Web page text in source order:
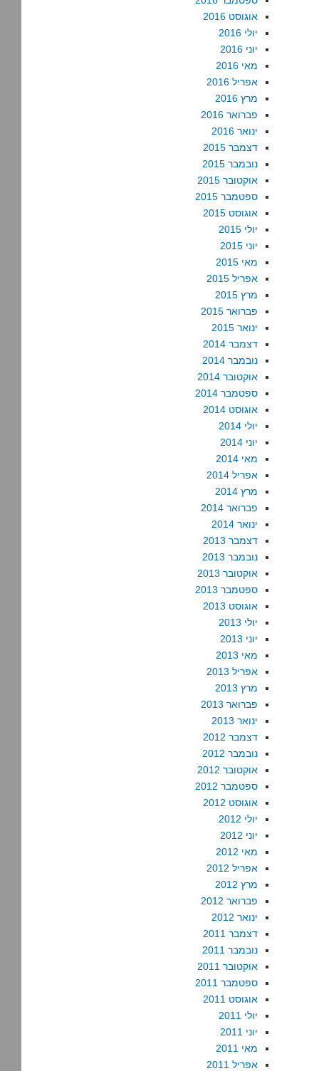
אוגוסט 2016
יולי 2016
יוני 2016
מאי 2016
אפריל 2016
מרץ 2016
פברואר 2016
ינואר 2016
דצמבר 2015
נובמבר 2015
אוקטובר 2015
ספטמבר 2015
אוגוסט 2015
יולי 2015
יוני 2015
מאי 2015
אפריל 2015
מרץ 2015
פברואר 2015
ינואר 2015
דצמבר 2014
נובמבר 2014
אוקטובר 2014
ספטמבר 2014
אוגוסט 2014
יולי 2014
יוני 2014
מאי 2014
אפריל 2014
מרץ 2014
פברואר 2014
ינואר 2014
דצמבר 2013
נובמבר 2013
אוקטובר 2013
ספטמבר 2013
אוגוסט 2013
יולי 2013
יוני 2013
מאי 2013
אפריל 2013
מרץ 2013
פברואר 2013
ינואר 2013
דצמבר 2012
נובמבר 2012
אוקטובר 2012
ספטמבר 2012
אוגוסט 2012
יולי 2012
יוני 2012
מאי 2012
אפריל 2012
מרץ 2012
פברואר 2012
ינואר 2012
דצמבר 2011
נובמבר 2011
אוקטובר 2011
ספטמבר 2011
אוגוסט 2011
יולי 2011
יוני 2011
מאי 2011
אפריל 2011